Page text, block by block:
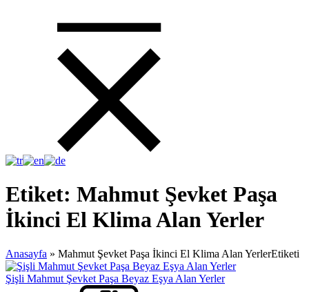
Etiket: Mahmut Şevket Paşa
İkinci El Klima Alan Yerler
Anasayfa » Mahmut Şevket Paşa İkinci El Klima Alan YerlerEtiketi
Şişli Mahmut Şevket Paşa Beyaz Eşya Alan Yerler